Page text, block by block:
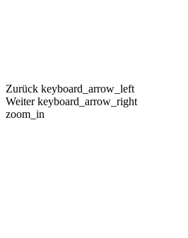
Zurück keyboard_arrow_left
Weiter keyboard_arrow_right
zoom_in